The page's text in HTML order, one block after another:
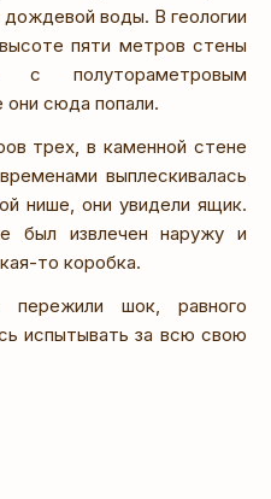
воды. В геологии
пяти метров стены
с полутораметровым
сюда попали.
трех, в каменной стене
выплескивалась
нише, они увидели ящик.
был извлечен наружу и
то коробка.
шок, равного
испытывать за всю свою